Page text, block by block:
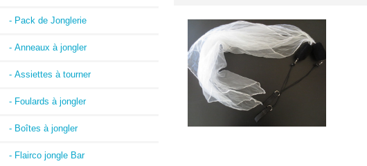
- Pack de Jonglerie
- Anneaux à jongler
- Assiettes à tourner
- Foulards à jongler
- Boîtes à jongler
- Flairco jongle Bar